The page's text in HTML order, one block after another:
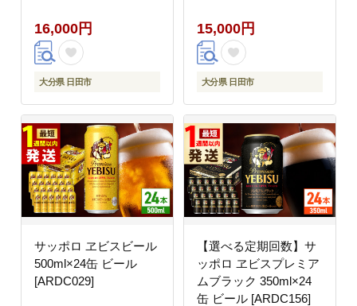
16,000円
大分県 日田市
15,000円
大分県 日田市
サッポロ ヱビスビール
500ml×24缶 ビール
[ARDC029]
【選べる定期回数】サ
ッポロ ヱビスプレミア
ムブラック 350ml×24
缶 ビール [ARDC156]